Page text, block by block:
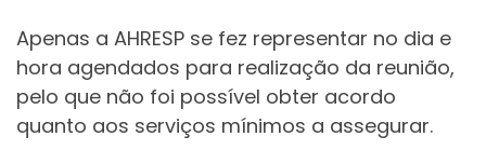
Apenas a AHRESP se fez representar no dia e
hora agendados para realização da reunião,
pelo que não foi possível obter acordo
quanto aos serviços mínimos a assegurar.